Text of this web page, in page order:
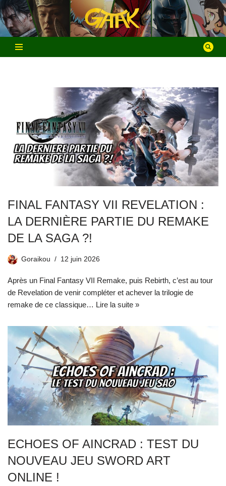
Aller
au
contenu
FINAL FANTASY VII REVELATION :
LA DERNIÈRE PARTIE DU REMAKE
DE LA SAGA ?!
Goraikou 12 juin 2026
Après un Final Fantasy VII Remake, puis Rebirth, c’est au tour
de Revelation de venir compléter et achever la trilogie de
remake de ce classique… Lire la suite »
ECHOES OF AINCRAD : TEST DU
NOUVEAU JEU SWORD ART
ONLINE !